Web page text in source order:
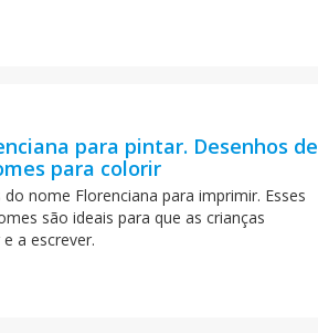
para pintar. Desenhos de
para colorir
nome Florenciana para imprimir. Esses
são ideais para que as crianças
a escrever.